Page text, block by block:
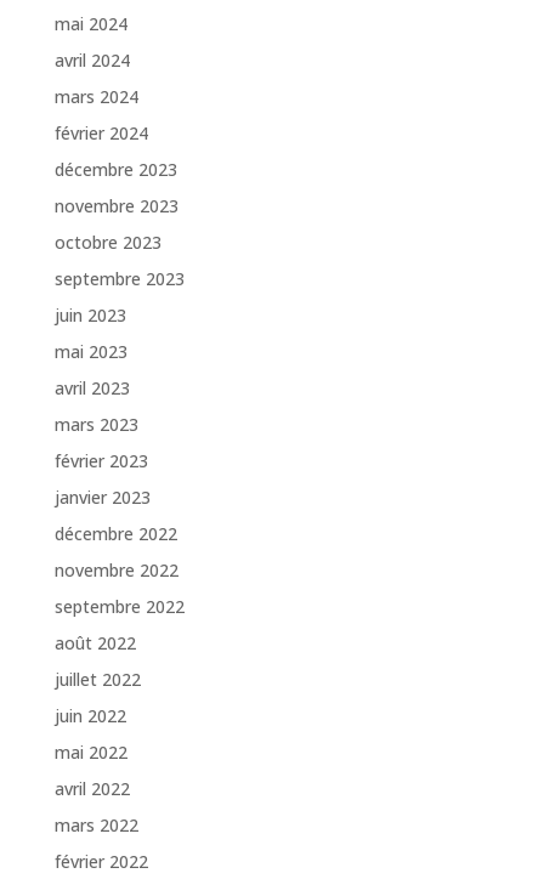
mai 2024
avril 2024
mars 2024
février 2024
décembre 2023
novembre 2023
octobre 2023
septembre 2023
juin 2023
mai 2023
avril 2023
mars 2023
février 2023
janvier 2023
décembre 2022
novembre 2022
septembre 2022
août 2022
juillet 2022
juin 2022
mai 2022
avril 2022
mars 2022
février 2022